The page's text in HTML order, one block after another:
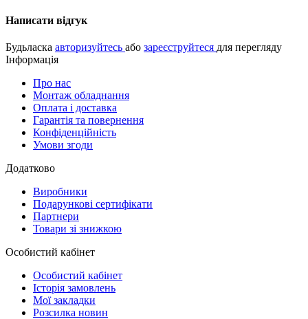
Написати відгук
Будьласка авторизуйтесь або зареєструйтеся для перегляду
Інформація
Про нас
Монтаж обладнання
Оплата і доставка
Гарантія та повернення
Конфіденційність
Умови згоди
Додатково
Виробники
Подарункові сертифікати
Партнери
Товари зі знижкою
Особистий кабінет
Особистий кабінет
Історія замовлень
Мої закладки
Розсилка новин